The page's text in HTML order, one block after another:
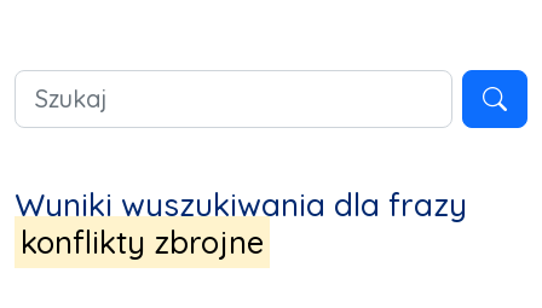
Wyniki wyszukiwania dla frazy
konflikty zbrojne